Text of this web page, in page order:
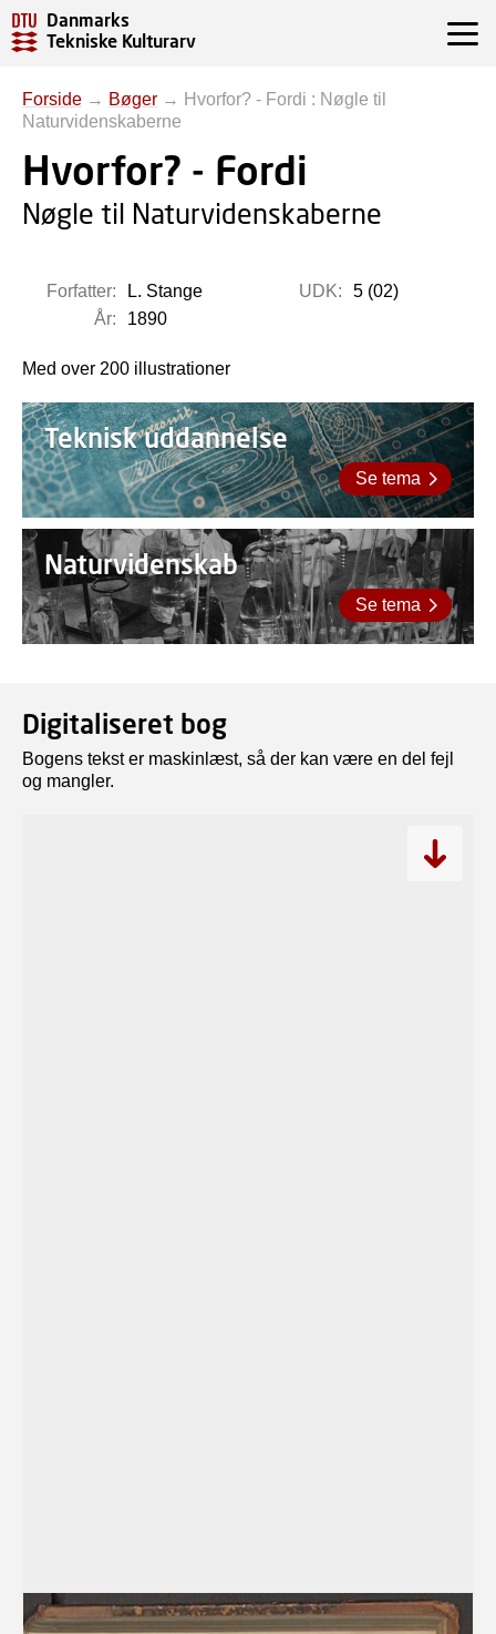
Danmarks
Tekniske Kulturarv
Forside → Bøger → Hvorfor? - Fordi : Nøgle til
Naturvidenskaberne
Hvorfor? - Fordi
Nøgle til Naturvidenskaberne
Forfatter:
L. Stange
År:
1890
UDK: 5 (02)
Med over 200 illustrationer
Teknisk uddannelse
Se tema
Naturvidenskab
Se tema
Digitaliseret bog
Bogens tekst er maskinlæst, så der kan være en del fejl
og mangler.